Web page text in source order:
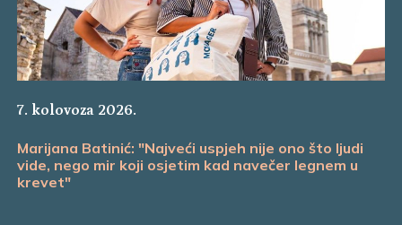
7. kolovoza 2026.
Marijana Batinić: "Najveći uspjeh nije ono što ljudi
vide, nego mir koji osjetim kad navečer legnem u
krevet"